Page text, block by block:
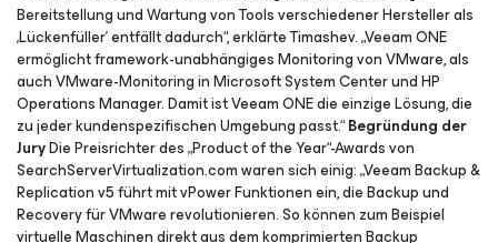
Bereitstellung und Wartung von Tools verschiedener Hersteller als
‚Lückenfüller’ entfällt dadurch“, erklärte Timashev. „Veeam ONE
ermöglicht framework-unabhängiges Monitoring von VMware, als
auch VMware-Monitoring in Microsoft System Center und HP
Operations Manager. Damit ist Veeam ONE die einzige Lösung, die
zu jeder kundenspezifischen Umgebung passt.“Begründung der
JuryDie Preisrichter des „Product of the Year“-Awards von
SearchServerVirtualization.com waren sich einig: „Veeam Backup &
Replication v5 führt mit vPower Funktionen ein, die Backup und
Recovery für VMware revolutionieren. So können zum Beispiel
virtuelle Maschinen direkt aus dem komprimierten Backup